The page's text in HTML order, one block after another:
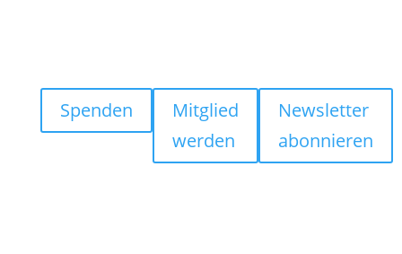
Spenden
Mitglied
werden
Newsletter
abonnieren